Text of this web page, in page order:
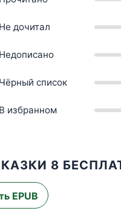
Не дочитал
Недописано
Чёрный список
В избранном
8
EPUB